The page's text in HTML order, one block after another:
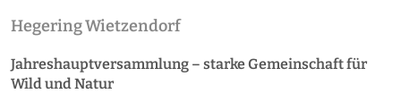
Hegering Wietzendorf
Jahreshauptversammlung – starke Gemeinschaft für
Wild und Natur